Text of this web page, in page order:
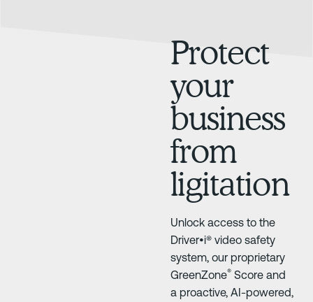
Protect
your
business
from
ligitation
Unlock access to the
Driver•i® video safety
system, our proprietary
GreenZone® Score and
a proactive, AI-powered,